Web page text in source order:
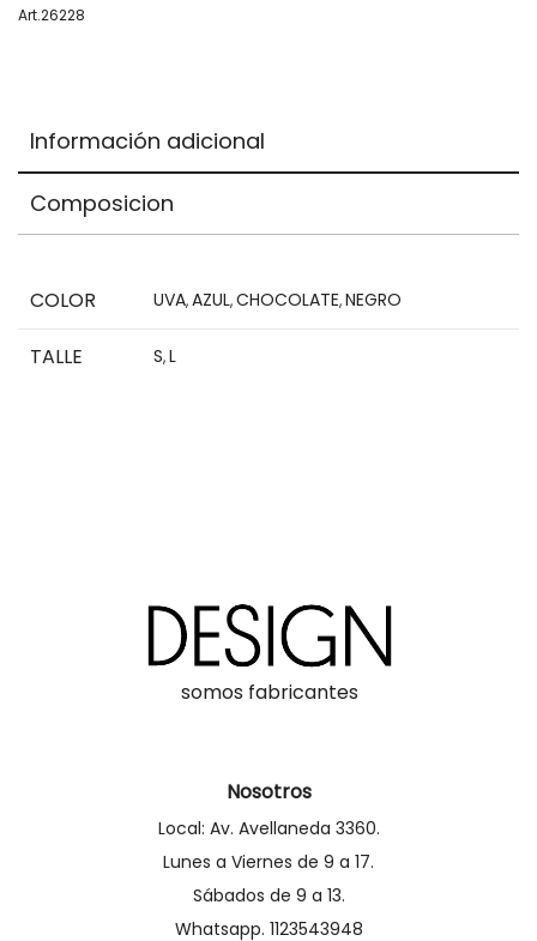
Your
Art.26228
Información adicional
Composicion
COLOR UVA,AZUL,CHOCOLATE,NEGRO
TALLE S,L
somos fabricantes
Nosotros
Local: Av. Avellaneda 3360.
Lunes a Viernes de 9 a 17.
Sábados de 9 a 13.
Whatsapp. 1123543948